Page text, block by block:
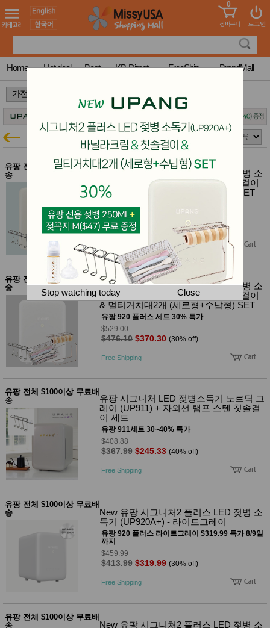
도 어린이
청소년
컬러링
북
한국학
습지
미국학
습지
고
국 송
꽃배송
건
강
홍삼전
드
품
Diet/여
성용품
티
스킨케
어
남성화
장품
품
전
자
주방가
계절/생
활가전
건강가
전
주
방
명품식
기브랜
드
보관용
기
조리용
품
쌀/잡곡/
면류
스/가루
건조식
MissyShop
Login
0
Home Hot deal Best KB-Direct FreeShip BrandMall
Stop watching today Close
브랜드별 가전특가
유팡 전체 $100이상 무료배
송
New 유팡 시그니처2 플러스 LED 젖병 소
독기 (UP920A+) 바닐라크림 & 칫솔걸이
& 멀티거치대2개 (세로형+수납형) SET
$529.00
$476.10$370.30 (30% off)
유팡 전체 $100이상 무료배
송
New 유팡 시그니처2 플러스 LED 젖병 소
독기 (UP920A+) 밀크화이트 & 칫솔걸이
& 멀티거치대2개 (세로형+수납형) SET
유팡 920 플러스 세트 30% 특가
$529.00
$476.10 $370.30 (30% off)
Free Shipping
유팡 전체 $100이상 무료배
송
유팡 시그니처 LED 젖병소독기 노르딕 그
레이 (UP911) + 자외선 램프 스텐 칫솔걸
이 세트
유팡 911세트 30~40% 특가
$408.88
$367.99 $245.33 (40% off)
Free Shipping
유팡 전체 $100이상 무료배
송
New 유팡 시그니처2 플러스 LED 젖병 소
독기 (UP920A+) - 라이트그레이
유팡 920 플러스 라이트그레이 $319.99 특가 8/9일
까지
$459.99
$413.99 $319.99 (30% off)
Free Shipping
유팡 전체 $100이상 무료배
송
New 유팡 시그니처2 플러스 LED 젖병 소